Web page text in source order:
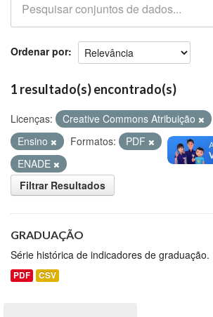
Ordenar por
1 resultado(s) encontrado(s)
Licenças: Creative Commons Atribuição
Ensino
Formatos: PDF Etiquetas:
ENADE
Filtrar Resultados
GRADUAÇÃO
Série histórica de indicadores de graduação.
PDF CSV